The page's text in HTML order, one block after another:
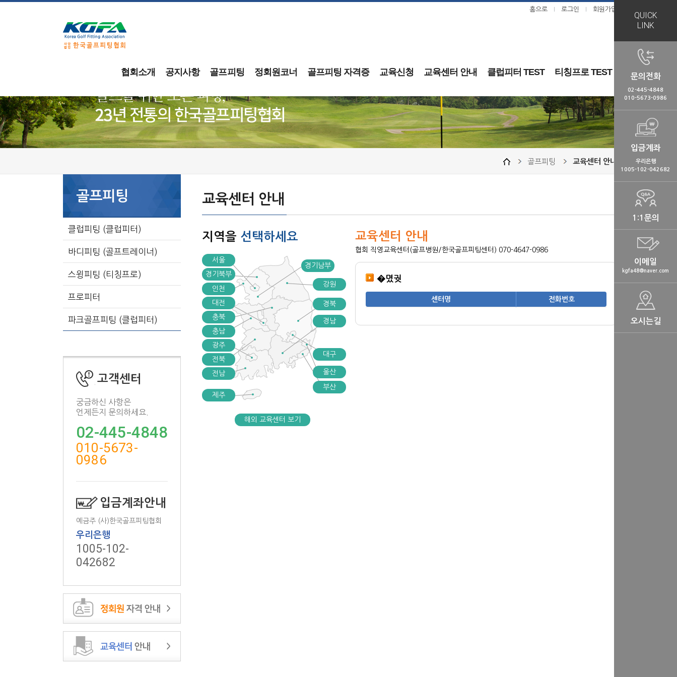
QUICK
LINK
문의전화
02-445-4848
010-5673-0986
입금계좌
우리은행
1005-102-042682
1:1문의
이메일
kgfa48@naver.com
오시는길
홈으로 로그인 회원가입
협회소개 공지사항 골프피팅 정회원코너 골프피팅 자격증 교육신청 교육센터 안내 클럽피터 TEST 티칭프로 TEST
골프피팅 교육센터 안내
골프피팅
클럽피팅 (클럽피터)
바디피팅 (골프트레이너)
스윙피팅 (티칭프로)
프로피터
파크골프피팅 (클럽피터)
고객센터
궁금하신 사항은
언제든지 문의하세요.
02-445-4848
010-5673-
0986
입금계좌안내
예금주 (사)한국골프피팅협회
우리은행
1005-102-
042682
교육센터 안내
지역을 선택하세요
서울
경기북부
인천
대전
충북
충남
광주
전북
전남
제주
경기남부
강원
경북
경남
대구
울산
부산
해외 교육센터 보기
교육센터 안내
협회 직영교육센터(골프병원/한국골프피팅센터) 070-4647-0986
�몄궛
센터명 전화번호